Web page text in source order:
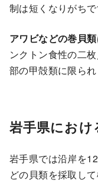
制は短くなりがちで
アワビなどの巻貝類
ンクトン食性の二
部の甲殻類に限られ
岩手県にお
岩手県では沿岸を12
どの貝類を採取し